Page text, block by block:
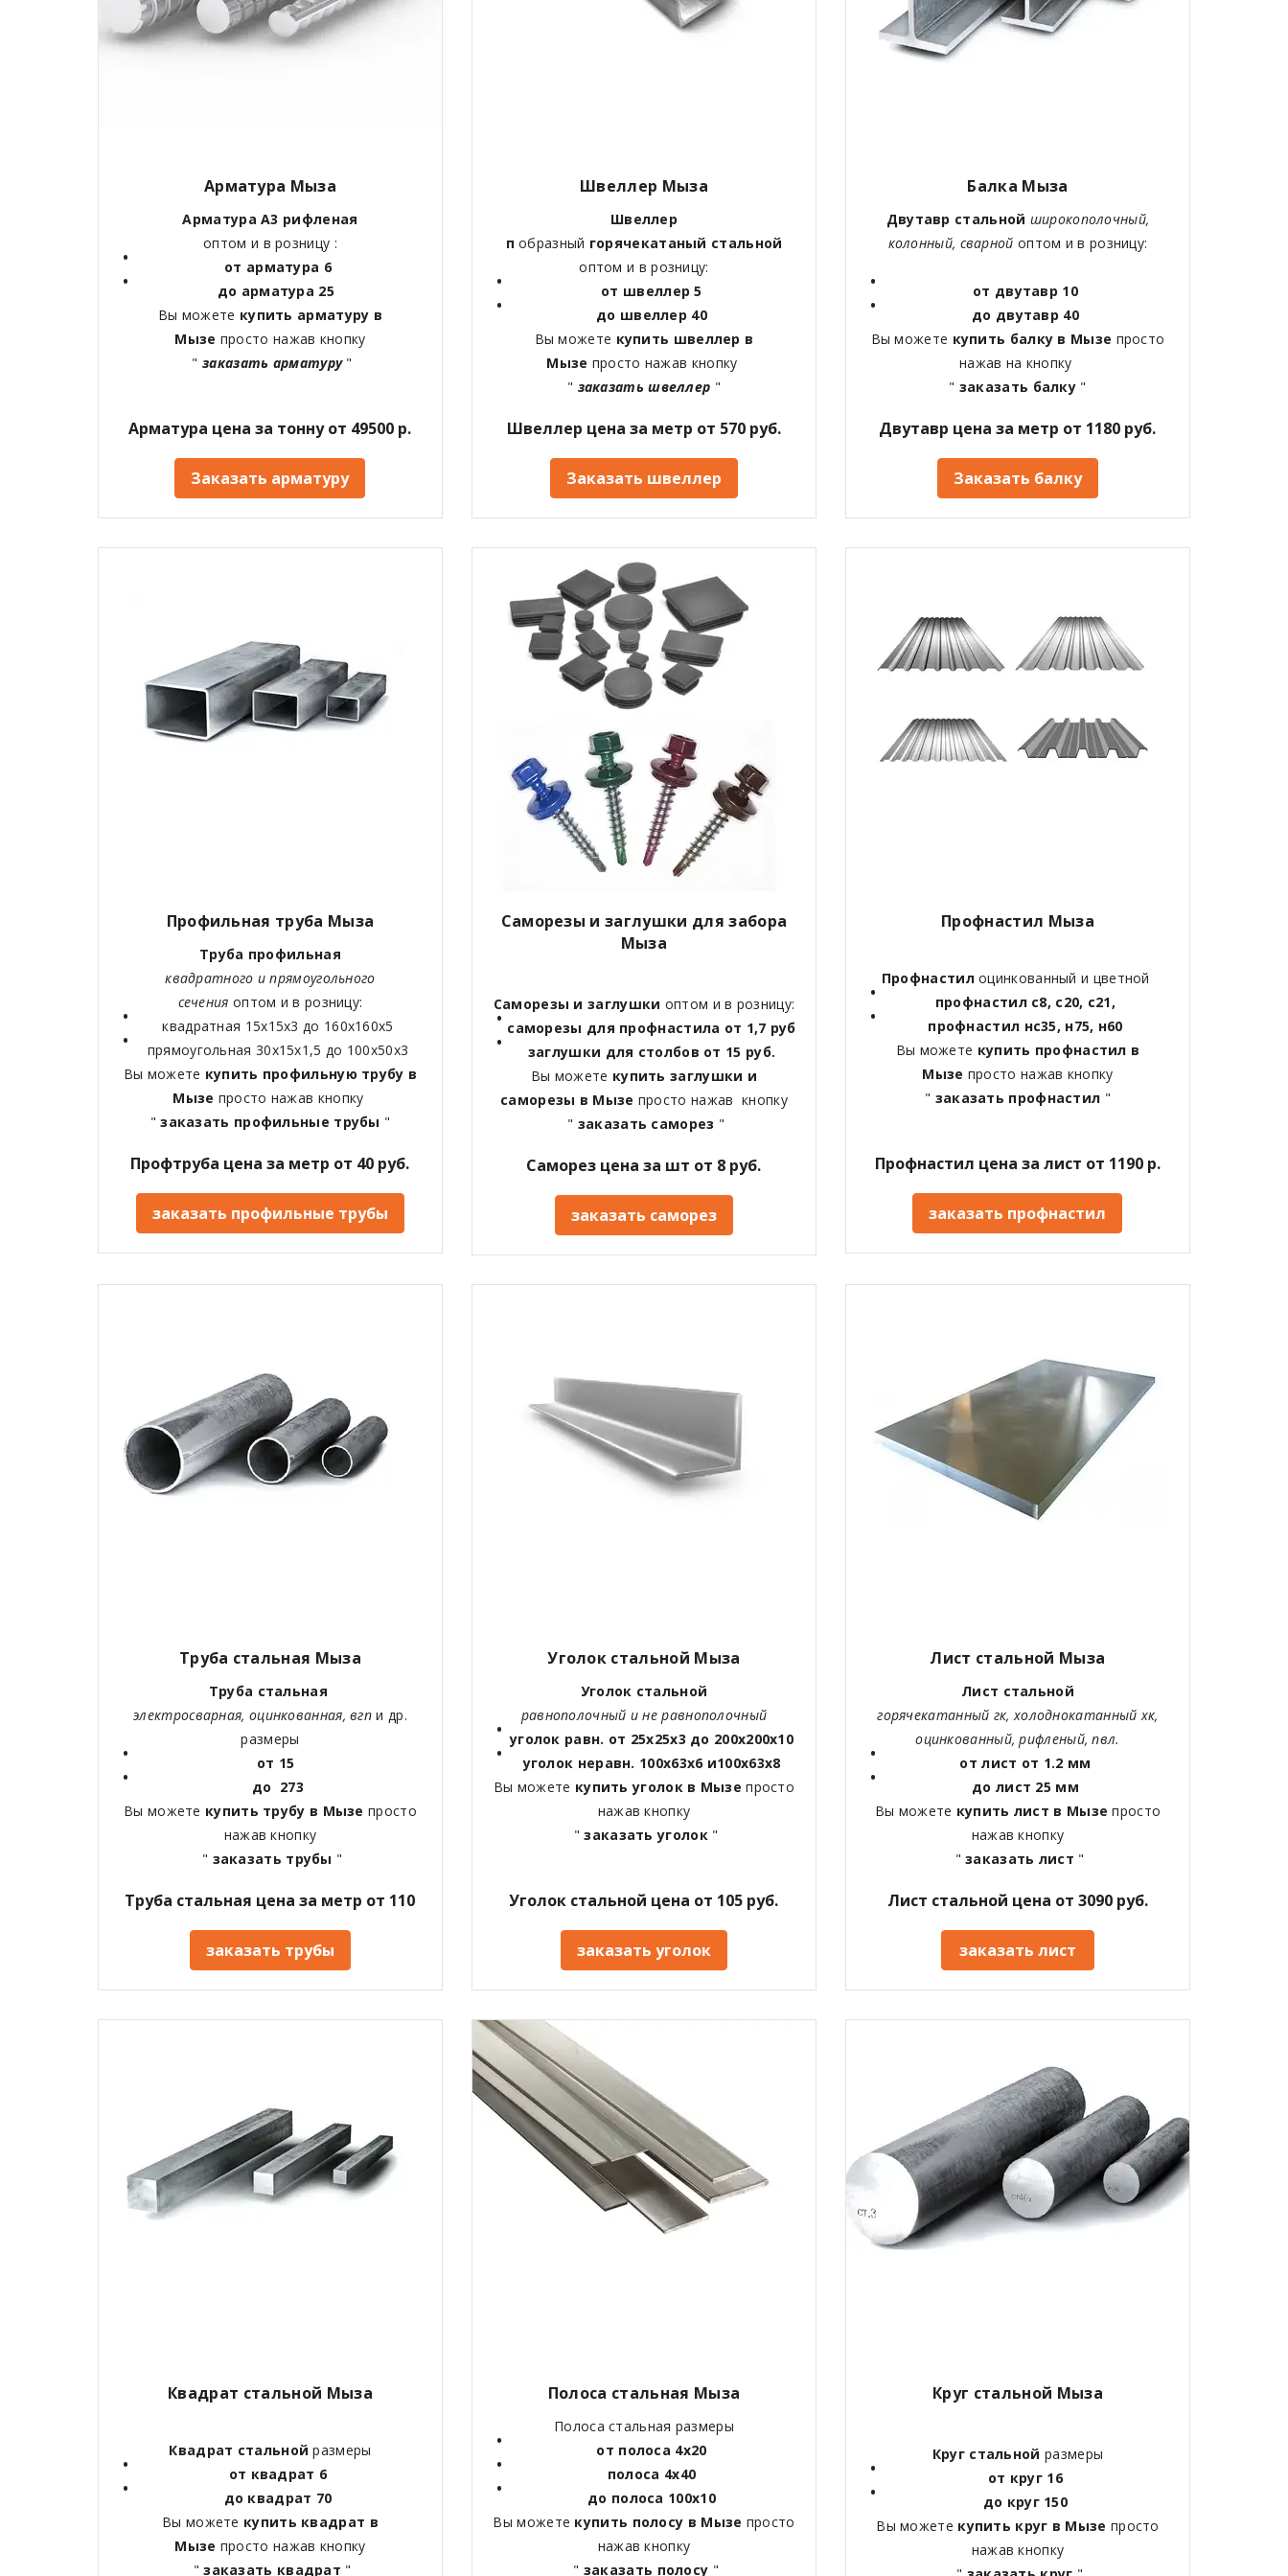
Арматура Мыза
Арматура А3 рифленая
оптом и в розницу :
от арматура 6
до арматура 25
Вы можете купить арматуру в
Мызе просто нажав кнопку
"заказать арматуру"
Арматура цена за тонну от 49500 р.
Заказать арматуру
Швеллер Мыза
Швеллер
побразный горячекатаный стальной
оптом и в розницу:
от швеллер 5
до швеллер 40
Вы можете купить швеллер в
Мызе просто нажав кнопку
" заказать швеллер "
Швеллер цена за метр от 570 руб.
Заказать швеллер
Балка Мыза
Двутавр стальной широкополочный,
колонный, сварной оптом и в розницу:
от двутавр 10
до двутавр 40
Вы можете купить балку в Мызе просто
нажав на кнопку
" заказать балку "
Двутавр цена за метр от 1180 руб.
Заказать балку
Профильная труба Мыза
Труба профильная
квадратного и прямоугольного
сечения оптом и в розницу:
квадратная 15х15х3 до 160х160х5
прямоугольная 30х15х1,5 до 100х50х3
Вы можете купить профильную трубу в
Мызе просто нажав кнопку
"заказать профильные трубы "
Профтруба цена за метр от 40 руб.
заказать профильные трубы
Саморезы и заглушки для забора
Мыза
Саморезы и заглушки оптом и в розницу:
саморезы для профнастила от 1,7 руб
заглушки для столбов от 15 руб.
Вы можете купить заглушки и
саморезы в Мызе просто нажав кнопку
" заказать саморез "
Саморез цена за шт от 8 руб.
заказать саморез
Профнастил Мыза
Профнастилоцинкованный и цветной
профнастил с8, с20, с21,
профнастил нс35, н75, н60
Вы можете купить профнастил в
Мызе просто нажав кнопку
" заказать профнастил "
Профнастил цена за лист от 1190 р.
заказать профнастил
Труба стальная Мыза
Труба стальная
электросварная, оцинкованная, вгпи др.
размеры
от 15
до 273
Вы можете купить трубу в Мызепросто
нажав кнопку
" заказать трубы "
Труба стальная цена за метр от 110
заказать трубы
Уголок стальной Мыза
Уголок стальной
равнополочный и не равнополочный
уголок равн. от 25х25х3 до 200х200х10
уголок неравн. 100х63х6 и100х63х8
Вы можете купить уголок в Мызепросто
нажав кнопку
" заказать уголок"
Уголок стальной цена от 105 руб.
заказать уголок
Лист стальной Мыза
Лист стальной
горячекатанный гк, холоднокатанный хк,
оцинкованный, рифленый, пвл.
от лист от 1.2 мм
до лист 25 мм
Вы можете купить лист в Мызепросто
нажав кнопку
"заказать лист "
Лист стальной цена от 3090 руб.
заказать лист
Квадрат стальной Мыза
Квадрат стальной размеры
от квадрат 6
до квадрат 70
Вы можете купить квадрат в
Мызе просто нажав кнопку
" заказать квадрат "
Полоса стальная Мыза
Полоса стальная размеры
от полоса 4х20
полоса 4х40
до полоса 100х10
Вы можете купить полосу в Мызе просто
нажав кнопку
" заказать полосу "
Круг стальной Мыза
Круг стальной размеры
от круг 16
до круг 150
Вы можете купить круг в Мызе просто
нажав кнопку